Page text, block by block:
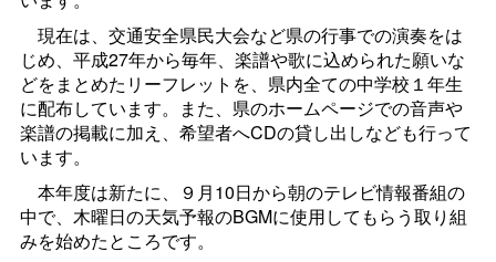
現在は、交通安全県民大会など県の行事での演奏をは
じめ、平成27年から毎年、楽譜や歌に込められた願いな
どをまとめたリーフレットを、県内全ての中学校１年生
に配布しています。また、県のホームページでの音声や
楽譜の掲載に加え、希望者へCDの貸し出しなども行って
います。
本年度は新たに、９月10日から朝のテレビ情報番組の
中で、木曜日の天気予報のBGMに使用してもらう取り組
みを始めたところです。